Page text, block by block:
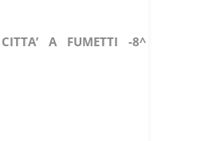
A FUMETTI -8^